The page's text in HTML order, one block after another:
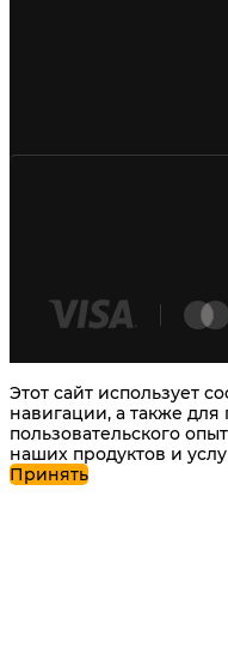
Этот сайт использует
навигации, а также
пользовательского
наших продуктов и
Принять